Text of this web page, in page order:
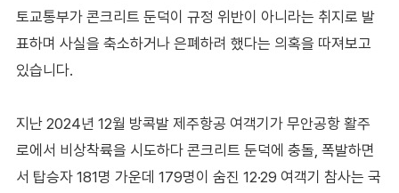
토교통부가 콘크리트 둔덕이 규정 위반이 아니라는 취지로 발
표하며 사실을 축소하거나 은폐하려 했다는 의혹을 따져보고
있습니다.
지난 2024년 12월 방콕발 제주항공 여객기가 무안공항 활주
로에서 비상착륙을 시도하다 콘크리트 둔덕에 충돌, 폭발하면
서 탑승자 181명 가운데 179명이 숨진 12·29 여객기 참사는 국